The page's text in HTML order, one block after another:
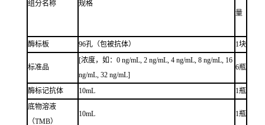
组分名称 规格
量
酶标板 96孔（包被抗体） 1块
标准品
[浓度，如：0 ng/mL, 2 ng/mL, 4 ng/mL, 8 ng/mL, 16
ng/mL, 32 ng/mL]
6瓶
酶标记抗体 10mL
1瓶
底物溶液
（TMB）
10mL 1瓶